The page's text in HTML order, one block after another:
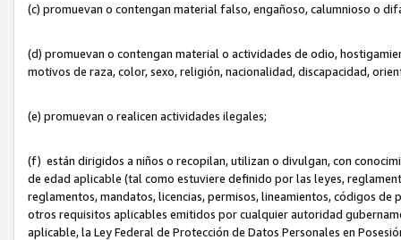
(c) promuevan o contengan material falso, engañoso, calumnioso o
(d) promuevan o contengan material o actividades de odio,
motivos de raza, color, sexo, religión, nacionalidad, discapacidad,
(e) promuevan o realicen actividades ilegales;
(f) están dirigidos a niños o recopilan, utilizan o divulgan, con
de edad aplicable (tal como estuviere definido por las leyes,
reglamentos, mandatos, licencias, permisos, lineamientos, códigos
otros requisitos aplicables emitidos por cualquier autoridad
aplicable, la Ley Federal de Protección de Datos Personales en